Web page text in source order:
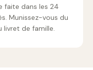
faite dans les 24
Munissez-vous du
de famille.